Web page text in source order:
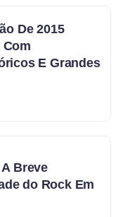
De 2015
Com
E Grandes
Breve
do Rock Em